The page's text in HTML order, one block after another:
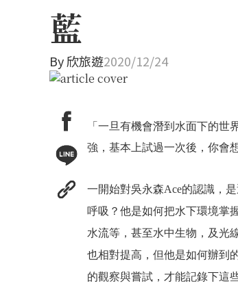
藍
By欣旅遊2020/12/24
「一旦有機會潛到水面下的
強，基本上試過一次後，你會
一開始對吳永森Ace的認識，
呼吸？他是如何把水下環境掌
水流等，甚至水中生物，及光
也相對提高，但他是如何辦到
的觀察與嘗試，才能記錄下這